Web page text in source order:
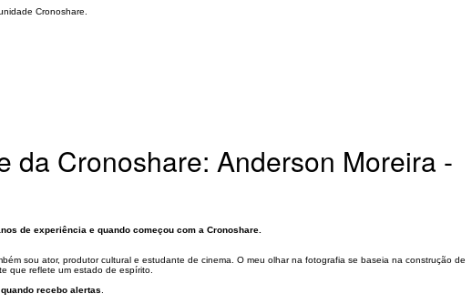
Cronoshare.
da Cronoshare: Anderson Moreira -
de experiência e quando começou com a Cronoshare.
sou ator, produtor cultural e estudante de cinema. O meu olhar na fotografia se baseia na construção de
que reflete um estado de espírito.
quando recebo alertas